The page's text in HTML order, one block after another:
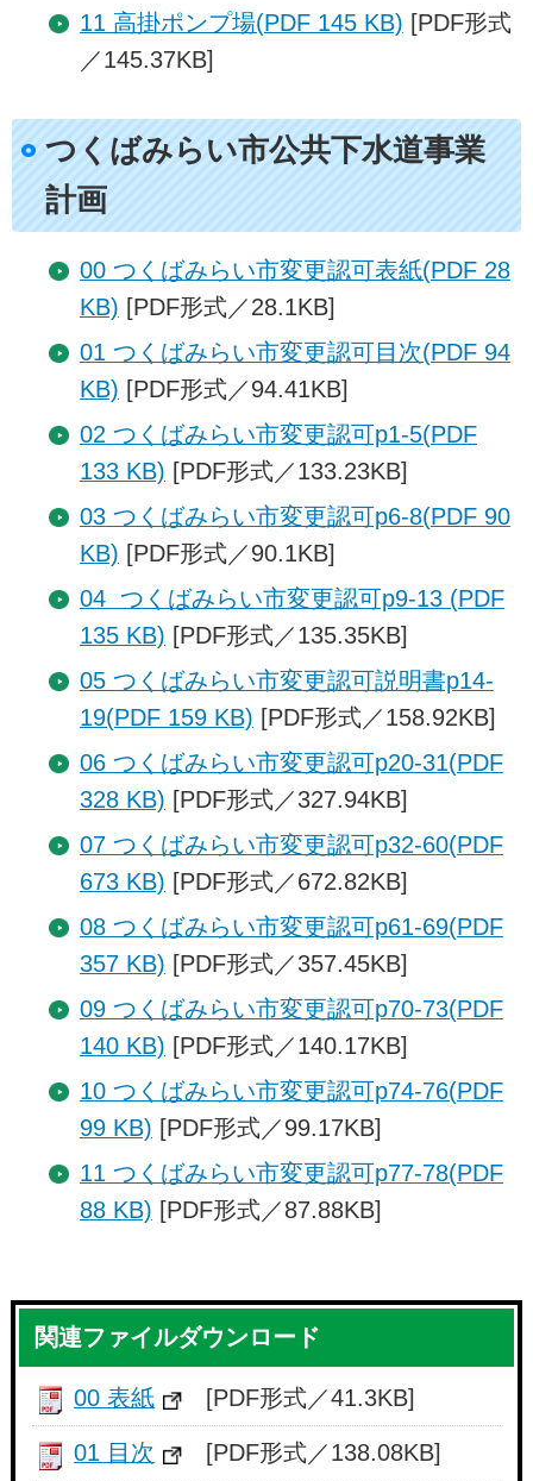
11 高掛ポンプ場(PDF 145 KB) [PDF形式
／145.37KB]
つくばみらい市公共下水道事業
計画
00 つくばみらい市変更認可表紙(PDF 28
KB) [PDF形式／28.1KB]
01 つくばみらい市変更認可目次(PDF 94
KB) [PDF形式／94.41KB]
02 つくばみらい市変更認可p1-5(PDF
133 KB) [PDF形式／133.23KB]
03 つくばみらい市変更認可p6-8(PDF 90
KB) [PDF形式／90.1KB]
04 つくばみらい市変更認可p9-13 (PDF
135 KB) [PDF形式／135.35KB]
05 つくばみらい市変更認可説明書p14-
19(PDF 159 KB) [PDF形式／158.92KB]
06 つくばみらい市変更認可p20-31(PDF
328 KB) [PDF形式／327.94KB]
07 つくばみらい市変更認可p32-60(PDF
673 KB) [PDF形式／672.82KB]
08 つくばみらい市変更認可p61-69(PDF
357 KB) [PDF形式／357.45KB]
09 つくばみらい市変更認可p70-73(PDF
140 KB) [PDF形式／140.17KB]
10 つくばみらい市変更認可p74-76(PDF
99 KB) [PDF形式／99.17KB]
11 つくばみらい市変更認可p77-78(PDF
88 KB) [PDF形式／87.88KB]
関連ファイルダウンロード
00 表紙 [PDF形式／41.3KB]
01 目次 [PDF形式／138.08KB]